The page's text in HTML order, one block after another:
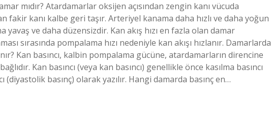
mıdır? Atardamarlar oksijen açısından zengin kanı vücuda
fakir kanı kalbe geri taşır. Arteriyel kanama daha hızlı ve daha yoğun
ve daha düzensizdir. Kan akış hızı en fazla olan damar
sırasında pompalama hızı nedeniyle kan akışı hızlanır. Damarlarda
Kan basıncı, kalbin pompalama gücüne, atardamarların direncine
Kan basıncı (veya kan basıncı) genellikle önce kasılma basıncı
(diyastolik basınç) olarak yazılır. Hangi damarda basınç en…